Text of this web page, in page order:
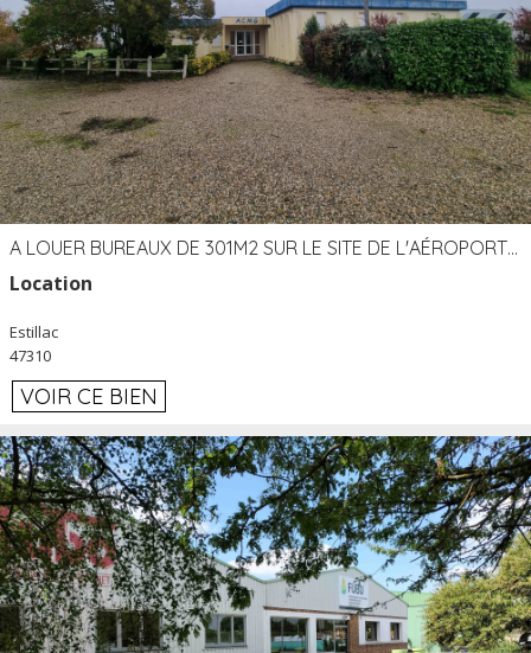
A LOUER BUREAUX DE 301M2 SUR LE SITE DE L'AÉROPORT AGEN LA GARENNE
Location
Estillac
47310
VOIR CE BIEN